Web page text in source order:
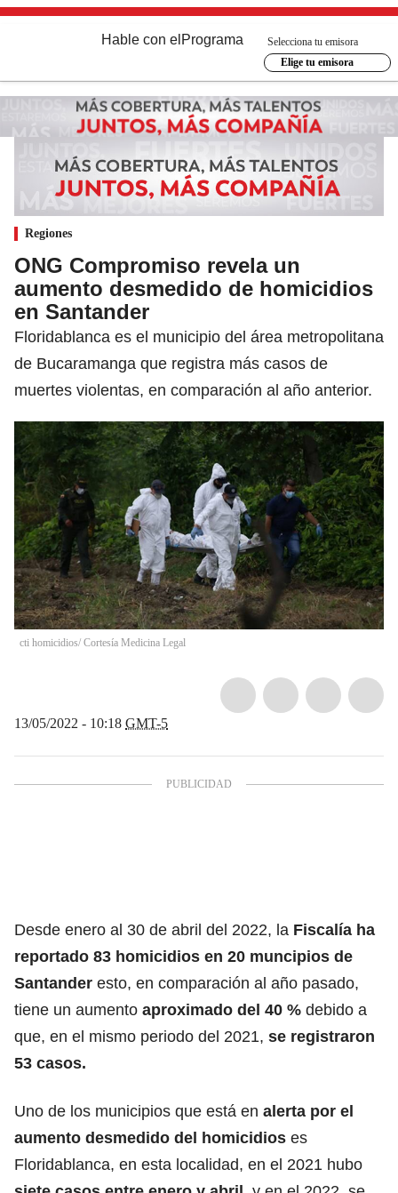
Hable con el Programa
Selecciona tu emisora
Elige tu emisora
Regiones
ONG Compromiso revela un
aumento desmedido de homicidios
en Santander
Floridablanca es el municipio del área metropolitana
de Bucaramanga que registra más casos de
muertes violentas, en comparación al año anterior.
cti homicidios/ Cortesía Medicina Legal
13/05/2022 - 10:18 GMT-5
Desde enero al 30 de abril del 2022, la Fiscalía ha
reportado 83 homicidios en 20 muncipios de
Santander esto, en comparación al año pasado,
tiene un aumento aproximado del 40 % debido a
que, en el mismo periodo del 2021, se registraron
53 casos.
Uno de los municipios que está en alerta por el
aumento desmedido del homicidios es
Floridablanca, en esta localidad, en el 2021 hubo